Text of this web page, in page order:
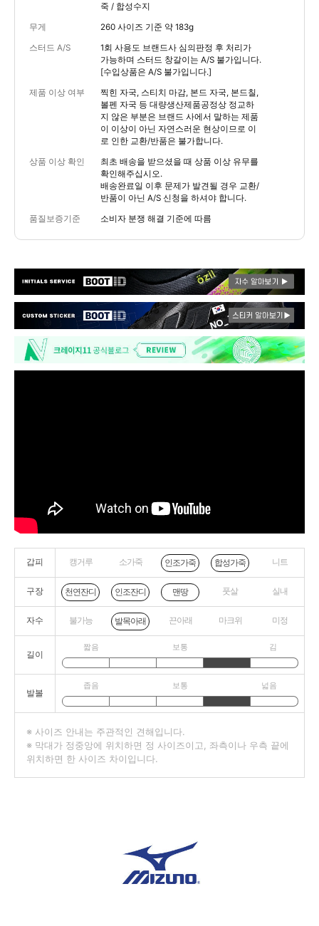
죽 / 합성수지
무게 260 사이즈 기준 약 183g
스터드 A/S
1회 사용도 브랜드사 심의판정 후 처리가
가능하며 스터드 창갈이는 A/S 불가입니다.
[수입상품은 A/S 불가입니다.]
제품 이상 여부
찍힌 자국, 스티치 마감, 본드 자국, 본드칠,
볼펜 자국 등 대량생산제품공정상 정교하
지 않은 부분은 브랜드 사에서 말하는 제품
이 이상이 아닌 자연스러운 현상이므로 이
로 인한 교환/반품은 불가합니다.
상품 이상 확인
최초 배송을 받으셨을 때 상품 이상 유무를
확인해주십시오.
배송완료일 이후 문제가 발견될 경우 교환/
반품이 아닌 A/S 신청을 하셔야 합니다.
품질보증기준 소비자 분쟁 해결 기준에 따름
갑피 캥거루 소가죽 인조가죽 합성가죽 니트
구장 천연잔디 인조잔디 맨땅 풋살 실내
자수 불가능 발목아래 끈아래 마크위 미정
길이
짧음 보통 김
발볼
좁음 보통 넓음
※ 사이즈 안내는 주관적인 견해입니다.
※ 막대가 정중앙에 위치하면 정 사이즈이고, 좌측이나 우측 끝에
위치하면 한 사이즈 차이입니다.